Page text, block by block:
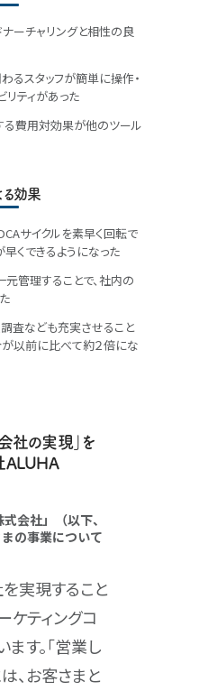
ーチャリングと相性の良
るスタッフが簡単に操作・
ティがあった
る費用対効果が他のツール
る効果
サイクルを素早く回転で
くできるようになった
管理することで、社内の
査なども充実させること
が以前に比べて約２倍にな
社の実現」を
ALUHA
会社」（以下、
の事業について
実現すること
ケティングコ
す。「営業し
、お客さまと